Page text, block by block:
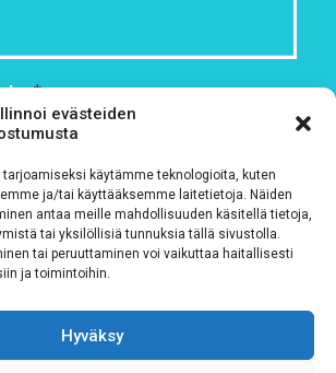
evästeiden
tarjoamiseksi käytämme teknologioita, kuten
ja/tai käyttääksemme laitetietoja. Näiden
antaa meille mahdollisuuden käsitellä tietoja,
tai yksilöllisiä tunnuksia tällä sivustolla.
tai peruuttaminen voi vaikuttaa haitallisesti
ja toimintoihin.
Hyväksy
*
tämän linkin kautta!